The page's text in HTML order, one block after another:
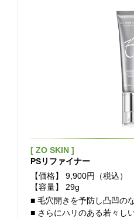
[ ZO SKIN ]
PSリファイナー
【価格】
9,900円（税込）
【容量】
29g
■ 毛穴開きを予防し凸凹の
■ さらにハリのある若々し